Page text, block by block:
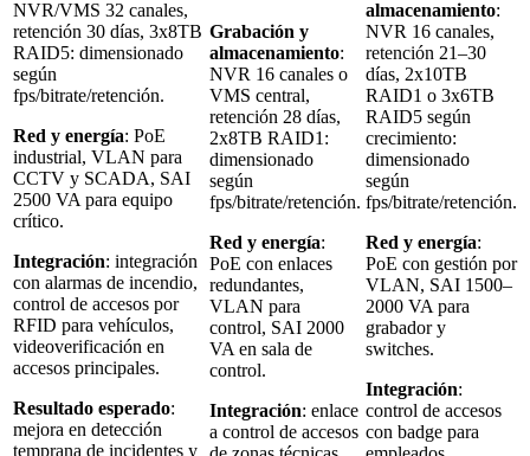
NVR/VMS 32 canales,
retención 30 días, 3x8TB
RAID5: dimensionado
según
fps/bitrate/retención.
Red y energía: PoE
industrial, VLAN para
CCTV y SCADA, SAI
2500 VA para equipo
crítico.
Integración: integración
con alarmas de incendio,
control de accesos por
RFID para vehículos,
videoverificación en
accesos principales.
Resultado esperado:
mejora en detección
temprana de incidentes y
Grabación y
almacenamiento:
NVR 16 canales o
VMS central,
retención 28 días,
2x8TB RAID1:
dimensionado
según
fps/bitrate/retención.
Red y energía:
PoE con enlaces
redundantes,
VLAN para
control, SAI 2000
VA en sala de
control.
Integración: enlace
a control de accesos
almacenamiento:
NVR 16 canales,
retención 21–30
días, 2x10TB
RAID1 o 3x6TB
RAID5 según
crecimiento:
dimensionado
según
fps/bitrate/retención.
Red y energía:
PoE con gestión por
VLAN, SAI 1500–
2000 VA para
grabador y
switches.
Integración:
control de accesos
con badge para